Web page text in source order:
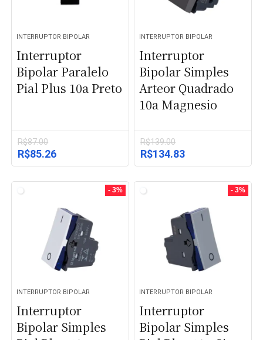
INTERRUPTOR BIPOLAR
Interruptor
Bipolar Paralelo
Pial Plus 10a Preto
R$87.00
O
preço
era:
R$85.26O
preço
INTERRUPTOR BIPOLAR
Interruptor
Bipolar Simples
Arteor Quadrado
10a Magnesio
R$139.00
O
preço
era:
R$134.83O
preço
- 3%
INTERRUPTOR BIPOLAR
Interruptor
Bipolar Simples
- 3%
INTERRUPTOR BIPOLAR
Interruptor
Bipolar Simples